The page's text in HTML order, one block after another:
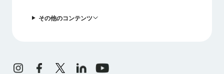
その他のコンテンツ